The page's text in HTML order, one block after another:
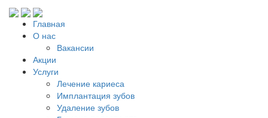
Главная
О нас
Вакансии
Акции
Услуги
Лечение кариеса
Имплантация зубов
Удаление зубов